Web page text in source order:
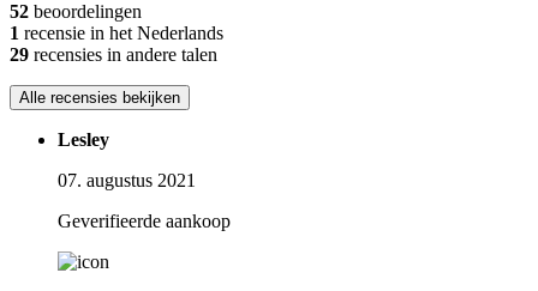
52 beoordelingen
1 recensie in het Nederlands
29 recensies in andere talen
Alle recensies bekijken
Lesley
07. augustus 2021
Geverifieerde aankoop